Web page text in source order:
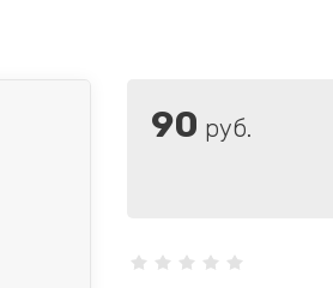
90 руб.